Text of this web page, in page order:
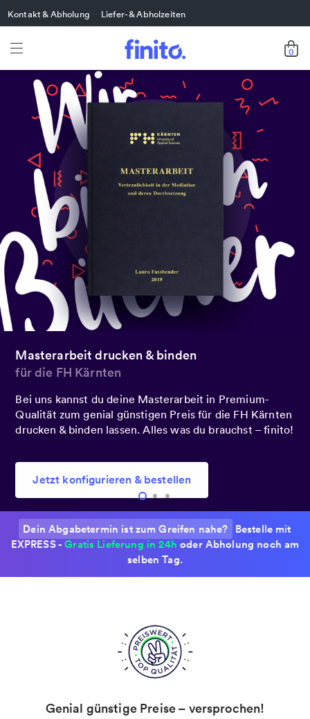
Kontakt & Abholung Liefer- & Abholzeiten
0
Heute bestellt.
Morgen geliefert!
Du hast es besonders eilig? Bestelle noch heute mit
Express-Druck, damit du deine Masterarbeit schon
morgen in deinen Händen hältst.
Jetzt konfigurieren & bestellen
Dein Abgabetermin ist zum Greifen nahe? Bestelle mit
EXPRESS -Gratis Lieferung in 24h oder Abholung noch am
selben Tag.
Genial günstige Preise – versprochen!